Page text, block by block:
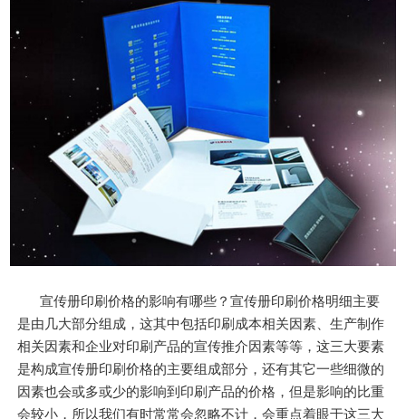
宣传册印刷价格的影响有哪些？宣传册印刷价格明细主要
是由几大部分组成，这其中包括印刷成本相关因素、生产制作
相关因素和企业对印刷产品的宣传推介因素等等，这三大要素
是构成宣传册印刷价格的主要组成部分，还有其它一些细微的
因素也会或多或少的影响到印刷产品的价格，但是影响的比重
会较小，所以我们有时常常会忽略不计，会重点着眼于这三大